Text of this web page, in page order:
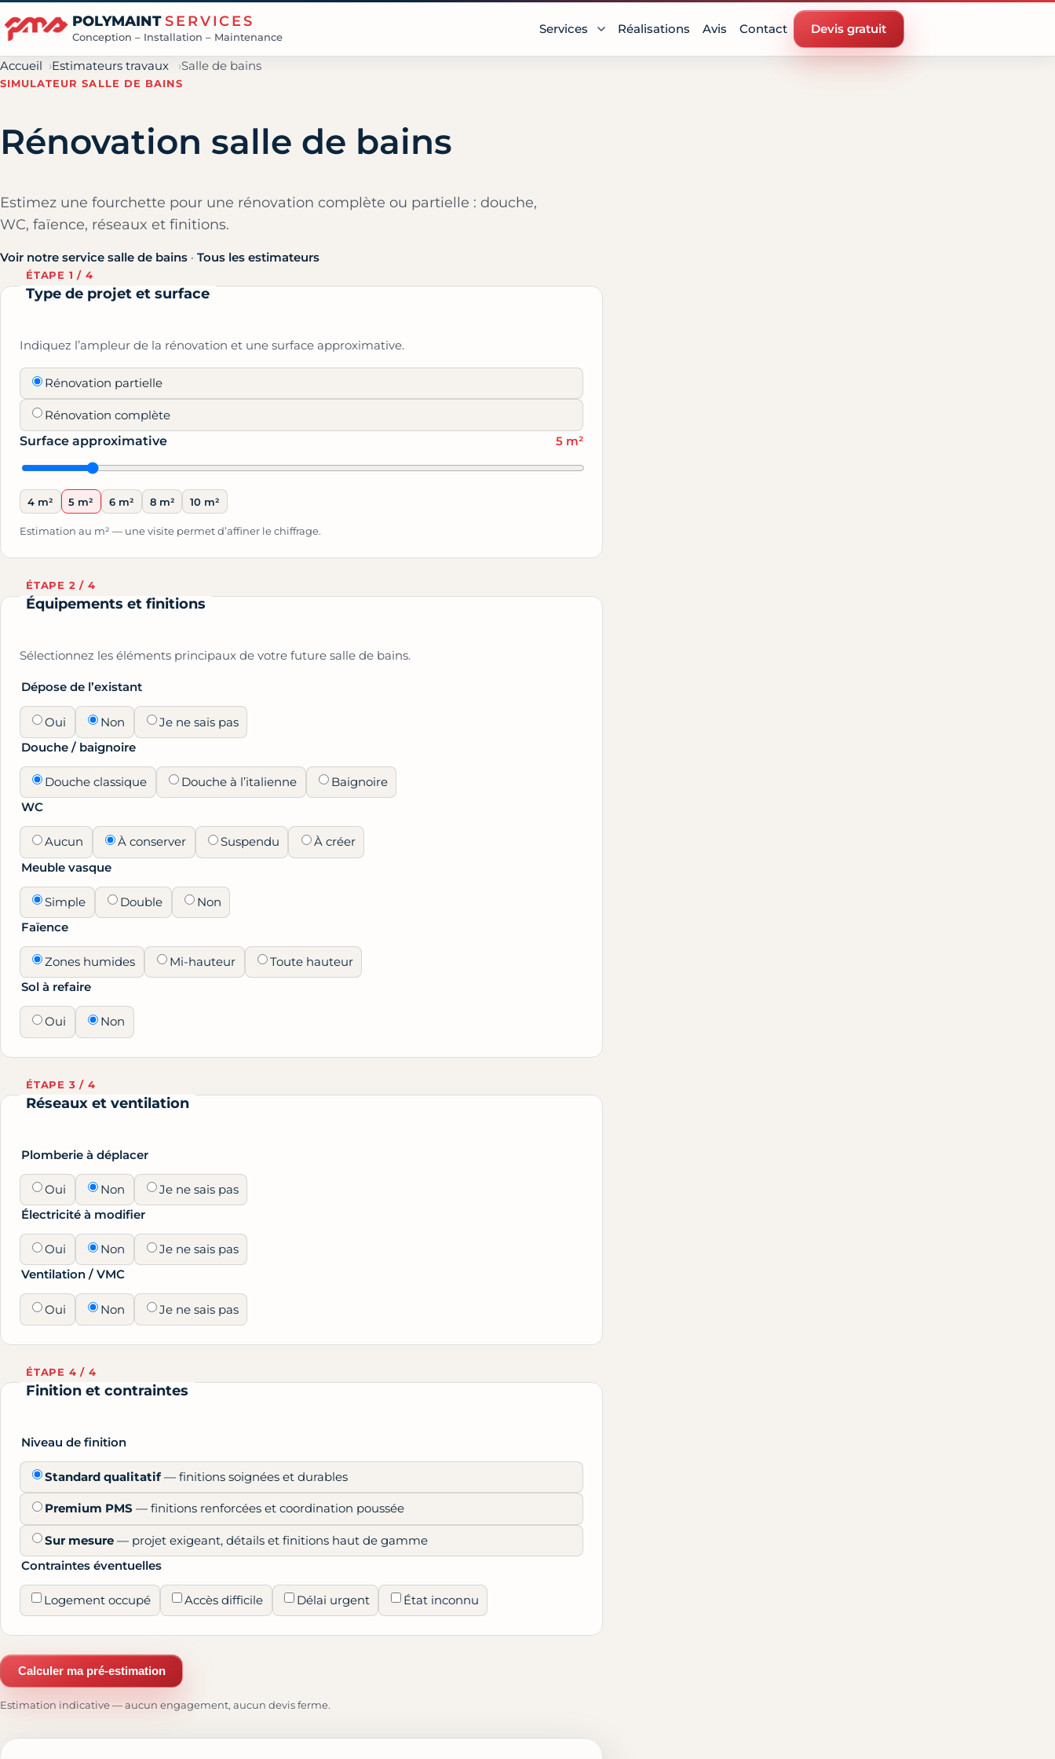
POLYMAINT SERVICES
Conception – Installation – Maintenance
Services Réalisations Avis Contact Devis gratuit
Accueil Estimateurs travaux Salle de bains
SIMULATEUR SALLE DE BAINS
Rénovation salle de bains
Estimez une fourchette pour une rénovation complète ou partielle : douche,
WC, faïence, réseaux et finitions.
Voir notre service salle de bains · Tous les estimateurs
ÉTAPE 1 / 4
Type de projet et surface
Indiquez l’ampleur de la rénovation et une surface approximative.
Rénovation partielle
Rénovation complète
Surface approximative
5 m²
4 m² 5 m² 6 m² 8 m² 10 m²
Estimation au m² — une visite permet d’affiner le chiffrage.
ÉTAPE 2 / 4
Équipements et finitions
Sélectionnez les éléments principaux de votre future salle de bains.
Dépose de l’existant
Oui Non
Je ne sais pas
Douche / baignoire
Douche classique Douche à l’italienne
Baignoire
WC
Aucun À conserver Suspendu
À créer
Meuble vasque
Simple Double
Non
Faïence
Zones humides Mi-hauteur
Toute hauteur
Sol à refaire
Oui Non
ÉTAPE 3 / 4
Réseaux et ventilation
Plomberie à déplacer
Oui Non
Je ne sais pas
Électricité à modifier
Oui Non
Je ne sais pas
Ventilation / VMC
Oui Non Je ne sais pas
ÉTAPE 4 / 4
Finition et contraintes
Niveau de finition
Standard qualitatif— finitions soignées et durables
Premium PMS — finitions renforcées et coordination poussée
Sur mesure — projet exigeant, détails et finitions haut de gamme
Contraintes éventuelles
Logement occupé Accès difficile Délai urgent État inconnu
Calculer ma pré-estimation
Estimation indicative — aucun engagement, aucun devis ferme.